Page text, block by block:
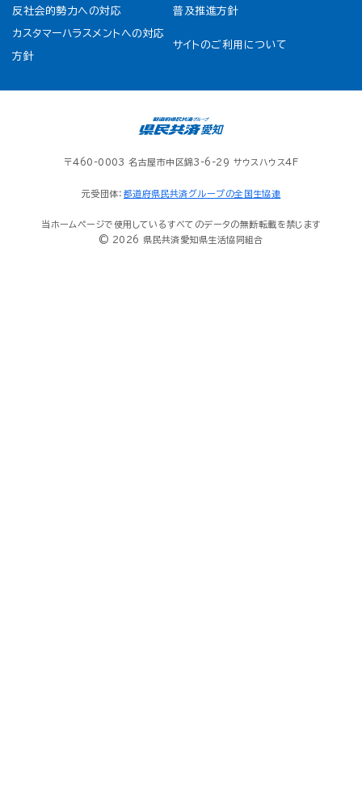
反社会的勢力への対応 普及推進方針
カスタマーハラスメントへの対応
方針
サイトのご利用について
〒460-0003 名古屋市中区錦3-6-29 サウスハウス4F
元受団体： 都道府県民共済グループの全国生協連
当ホームページで使用しているすべてのデータの無断転載を禁じます
© 2026 県民共済愛知県生活協同組合